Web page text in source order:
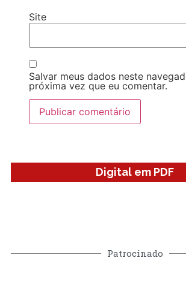
Site
Salvar meus dados neste
próxima vez que eu comentar.
Digital em PDF
Patrocinado